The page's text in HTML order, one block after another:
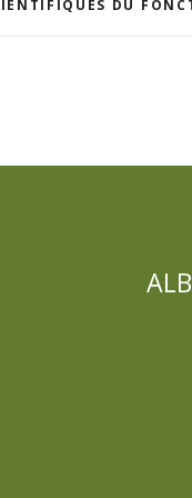
FONCTIONNEMENT DU